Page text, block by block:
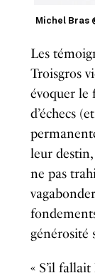
Michel Bras
Les
Troisgros
évoquer le
d’échecs
leur
ne pas
générosité
« S’il